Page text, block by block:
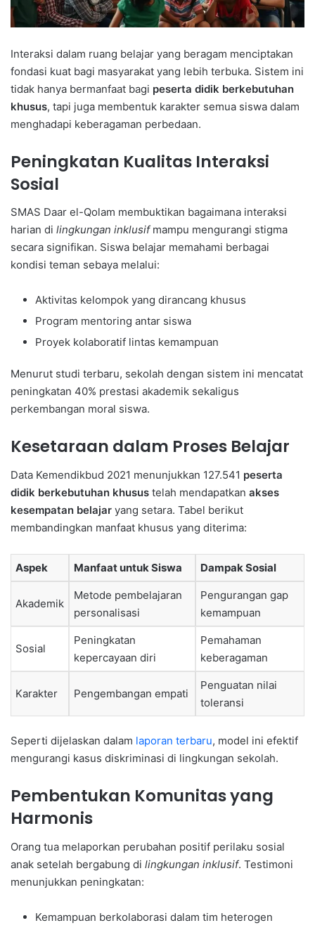
Interaksi dalam ruang belajar yang beragam menciptakan
fondasi kuat bagi masyarakat yang lebih terbuka. Sistem ini
tidak hanya bermanfaat bagi peserta didik berkebutuhan
khusus, tapi juga membentuk karakter semua siswa dalam
menghadapi keberagaman perbedaan.
Peningkatan Kualitas Interaksi
Sosial
SMAS Daar el-Qolam membuktikan bagaimana interaksi
harian di lingkungan inklusifmampu mengurangi stigma
secara signifikan. Siswa belajar memahami berbagai
kondisi teman sebaya melalui:
Aktivitas kelompok yang dirancang khusus
Program mentoring antar siswa
Proyek kolaboratif lintas kemampuan
Menurut studi terbaru, sekolah dengan sistem ini mencatat
peningkatan 40% prestasi akademik sekaligus
perkembangan moral siswa.
Kesetaraan dalam Proses Belajar
Data Kemendikbud 2021 menunjukkan 127.541 peserta
didik berkebutuhan khusus telah mendapatkan akses
kesempatan belajar yang setara. Tabel berikut
membandingkan manfaat khusus yang diterima:
Aspek Manfaat untuk Siswa Dampak Sosial
Akademik
Metode pembelajaran
personalisasi
Pengurangan gap
kemampuan
Sosial
Peningkatan
kepercayaan diri
Pemahaman
keberagaman
Karakter Pengembangan empati
Penguatan nilai
toleransi
Seperti dijelaskan dalam laporan terbaru, model ini efektif
mengurangi kasus diskriminasi di lingkungan sekolah.
Pembentukan Komunitas yang
Harmonis
Orang tua melaporkan perubahan positif perilaku sosial
anak setelah bergabung di lingkungan inklusif. Testimoni
menunjukkan peningkatan:
Kemampuan berkolaborasi dalam tim heterogen